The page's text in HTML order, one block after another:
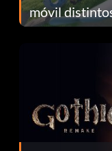
móvil
continuación